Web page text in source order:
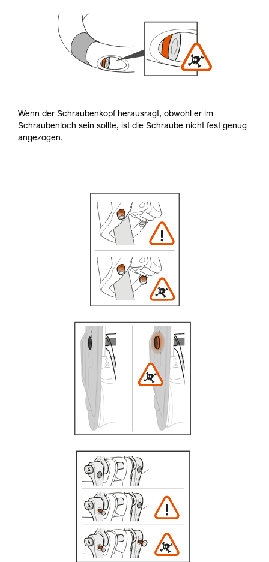
Wenn der Schraubenkopf herausragt, obwohl er im
Schraubenloch sein sollte, ist die Schraube nicht fest genug
angezogen.